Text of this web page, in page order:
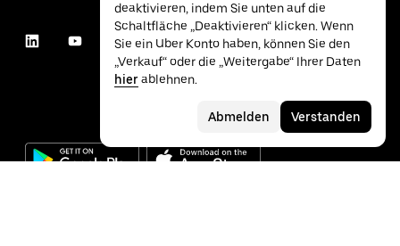
deaktivieren, indem Sie unten auf die
Schaltfläche „Deaktivieren“ klicken. Wenn
Sie ein Uber Konto haben, können Sie den
„Verkauf“ oder die „Weitergabe“ Ihrer Daten
hierablehnen.
Abmelden Verstanden